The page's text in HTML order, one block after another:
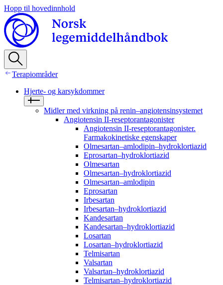
Hopp til hovedinnhold
Terapiområder
Hjerte- og karsykdommer
Midler med virkning på renin–angiotensinsystemet
Angiotensin II-reseptorantagonister
Angiotensin II-reseptorantagonister.
Farmakokinetiske egenskaper
Olmesartan–amlodipin–hydroklortiazid
Eprosartan–hydroklortiazid
Olmesartan
Olmesartan–hydroklortiazid
Olmesartan–amlodipin
Eprosartan
Irbesartan
Irbesartan–hydroklortiazid
Kandesartan
Kandesartan–hydroklortiazid
Losartan
Losartan–hydroklortiazid
Telmisartan
Valsartan
Valsartan–hydroklortiazid
Telmisartan–hydroklortiazid